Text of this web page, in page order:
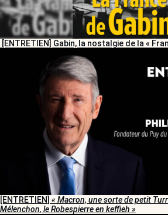
[ENTRETIEN] Gabin, la nostalgie de la «
[ENTRETIEN] « Macron, une sorte de petit
Mélenchon, le Robespierre en keffieh »